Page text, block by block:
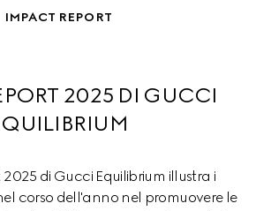
IMPACT REPORT
2025 DI GUCCI
di Gucci Equilibrium illustra i
corso dell'anno nel promuovere le